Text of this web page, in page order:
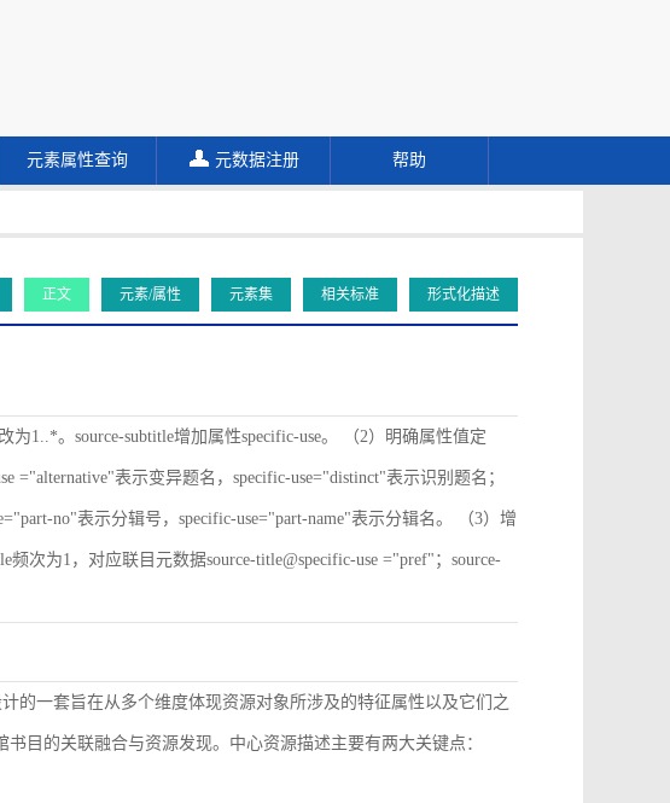
元素属性查询 元数据注册 帮助
正文 元素/属性 元素集 相关标准 形式化描述
1..*。source-subtitle增加属性specific-use。 （2）明确属性值定
="alternative"表示变异题名，specific-use="distinct"表示识别题名；
no"表示分辑号，specific-use="part-name"表示分辑名。 （3）增
次为1，对应联目元数据source-title@specific-use ="pref"；source-
的一套旨在从多个维度体现资源对象所涉及的特征属性以及它们之
目的关联融合与资源发现。中心资源描述主要有两大关键点：